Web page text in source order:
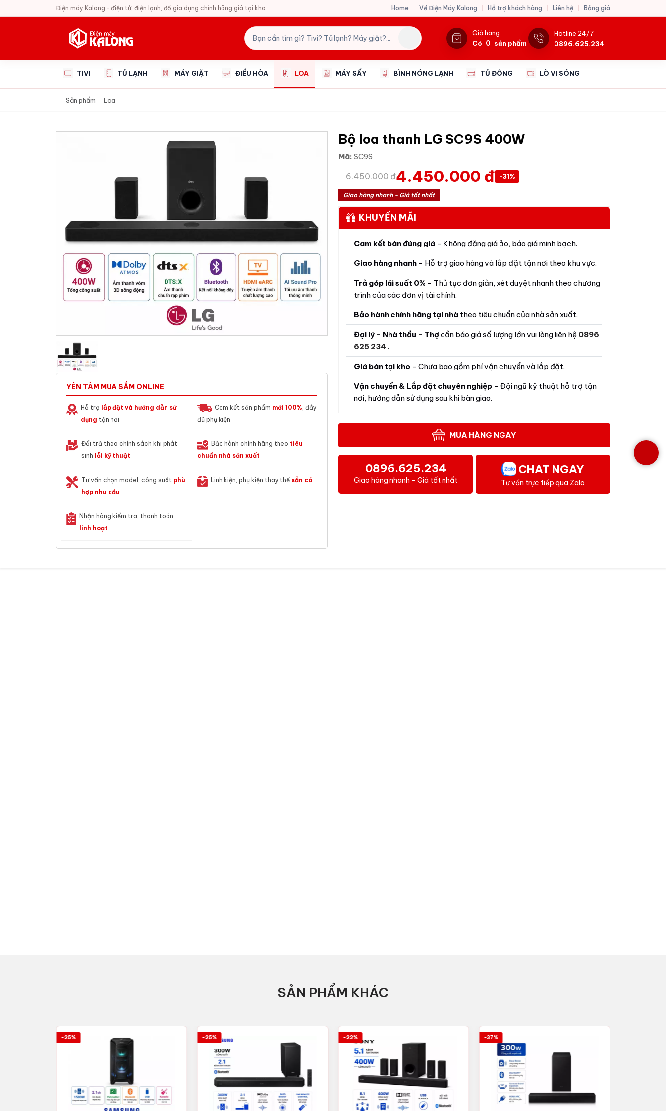
Điện máy Kalong - điện tử, điện lạnh, đồ gia dụng chính hãng giá tại kho Home Về Điện Máy Kalong Hỗ trợ khách hàng Liên hệ Bảng giá
Giỏ hàng
Có 0 sản phẩm
Hotline 24/7
0896.625.234
TIVI TỦ LẠNH MÁY GIẶT ĐIỀU HÒA LOA MÁY SẤY BÌNH NÓNG LẠNH TỦ ĐÔNG LÒ VI SÓNG
Sản phẩm Loa
YÊN TÂM MUA SẮM ONLINE
Hỗ trợ lắp đặt và hướng dẫn sử
dụng tận nơi
Cam kết sản phẩm mới 100% , đầy
đủ phụ kiện
Đổi trả theo chính sách khi phát
sinh lỗi kỹ thuật
Bảo hành chính hãng theo tiêu
chuẩn nhà sản xuất
Tư vấn chọn model, công suất phù
hợp nhu cầu
Linh kiện, phụ kiện thay thế sẵn có
Nhận hàng kiểm tra, thanh toán
linh hoạt
Bộ loa thanh LG SC9S 400W
Mã:SC9S
6.450.000 đ4.450.000 đ -31%
Giao hàng nhanh - Giá tốt nhất
KHUYẾN MÃI
Cam kết bán đúng giá - Không đăng giá ảo, báo giá minh bạch.
Giao hàng nhanh - Hỗ trợ giao hàng và lắp đặt tận nơi theo khu vực.
Trả góp lãi suất 0% - Thủ tục đơn giản, xét duyệt nhanh theo chương
trình của các đơn vị tài chính.
Bảo hành chính hãng tại nhà theo tiêu chuẩn của nhà sản xuất.
Đại lý - Nhà thầu - Thợcần báo giá số lượng lớn vui lòng liên hệ 0896
625 234.
Giá bán tại kho - Chưa bao gồm phí vận chuyển và lắp đặt.
Vận chuyển & Lắp đặt chuyên nghiệp - Đội ngũ kỹ thuật hỗ trợ tận
nơi, hướng dẫn sử dụng sau khi bàn giao.
MUA HÀNG NGAY
0896.625.234
Giao hàng nhanh - Giá tốt nhất
CHAT NGAY
Tư vấn trực tiếp qua Zalo
SẢN PHẨM KHÁC
-25% -25% -22% -37%